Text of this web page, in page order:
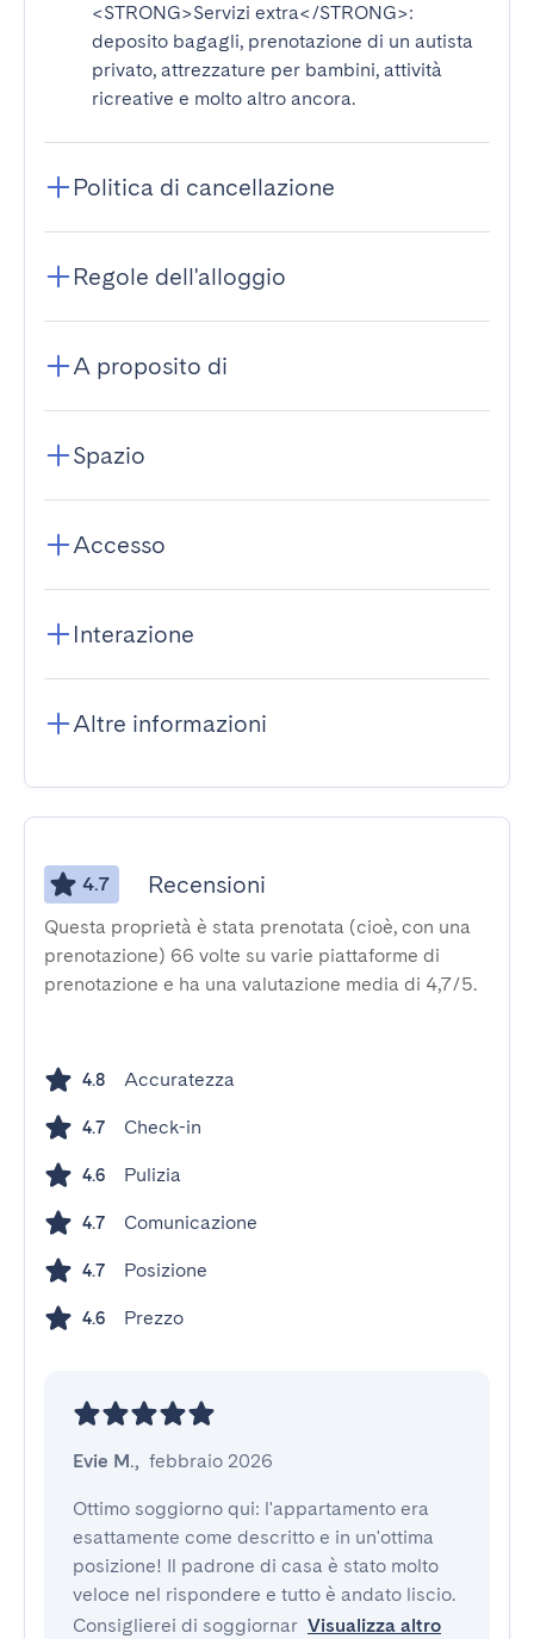
<STRONG>Servizi extra</STRONG>:
deposito bagagli, prenotazione di un autista
privato, attrezzature per bambini, attività
ricreative e molto altro ancora.
Politica di cancellazione
Regole dell'alloggio
A proposito di
Spazio
Accesso
Interazione
Altre informazioni
4.7 Recensioni
Questa proprietà è stata prenotata (cioè, con una
prenotazione) 66 volte su varie piattaforme di
prenotazione e ha una valutazione media di 4,7/5.
4.8 Accuratezza
4.7 Check-in
4.6 Pulizia
4.7 Comunicazione
4.7 Posizione
4.6 Prezzo
Evie M., febbraio 2026
Ottimo soggiorno qui: l'appartamento era
esattamente come descritto e in un'ottima
posizione! Il padrone di casa è stato molto
veloce nel rispondere e tutto è andato liscio.
Consiglierei di soggiornar Visualizza altro